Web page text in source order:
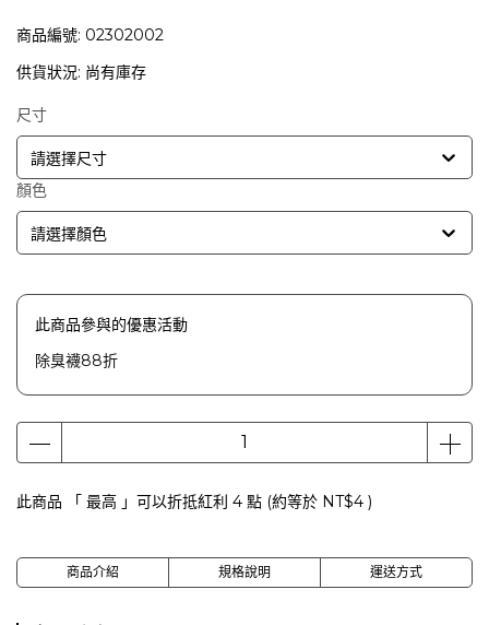
商品編號: 02302002
供貨狀況: 尚有庫存
尺寸
請選擇尺寸
顏色
請選擇顏色
此商品參與的優惠活動
除臭襪88折
此商品 「 最高 」可以折抵紅利 4 點 (約等於 NT$4 )
商品介紹 規格說明 運送方式